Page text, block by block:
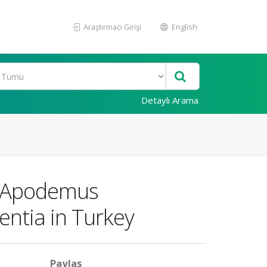
Araştırmacı Girişi English
Detaylı Arama
in Turkey
Paylaş